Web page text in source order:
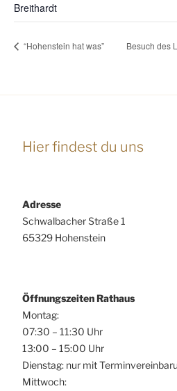
Breithardt
“Hohenstein hat was” Besuch des
Hier findest du uns
Adresse
Schwalbacher Straße 1
65329 Hohenstein
Öffnungszeiten Rathaus
Montag:
07:30 – 11:30 Uhr
13:00 – 15:00 Uhr
Dienstag: nur mit
Mittwoch: